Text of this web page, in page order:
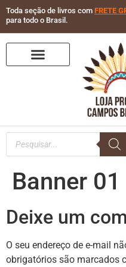
Toda seção de livros com FRETE
para todo o Brasil.
Banner 01
Deixe um
O seu endereço de e-mail
obrigatórios são marcados